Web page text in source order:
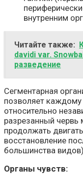
внутренним
Читайте также:
davidi var.
разведение
Сегментарная
позволяет каждому
относительно
разрезанный
продолжать
восстановление
большинства
Органы чувств: